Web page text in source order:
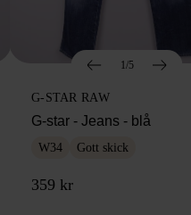
1/5
G-STAR RAW
G-star - Jeans - blå
W34 Gott skick
359 kr